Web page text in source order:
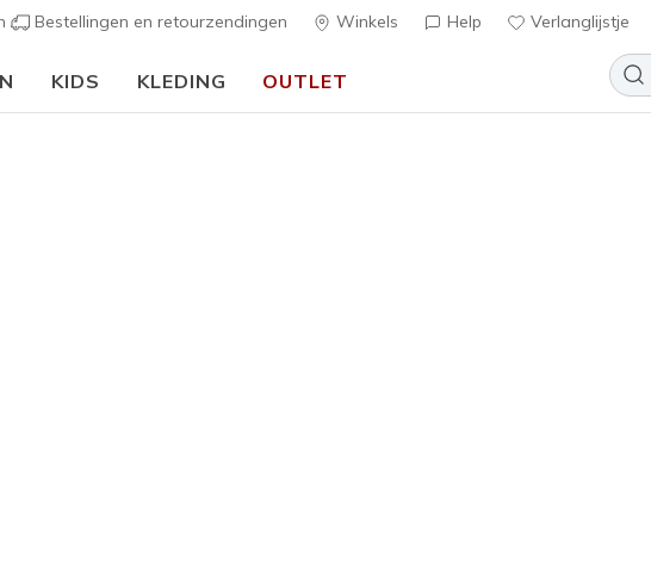
Bestellingen en retourzendingen Winkels Help Verlanglijstje
KIDS KLEDING OUTLET